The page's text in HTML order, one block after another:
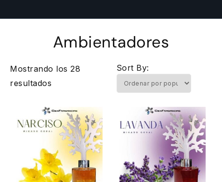
Ambientadores
Mostrando los 28
resultados
popularidad
Sort By: